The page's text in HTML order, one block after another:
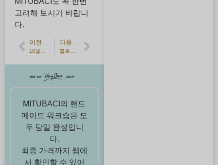
고려해 보시기 바랍니
다.
이전 기사 다음 기사
MITUBACI의 핸드
메이드 워크숍은 모
두 당일 완성입니
다.
최종 가격까지 웹에
서 확인할 수 있어